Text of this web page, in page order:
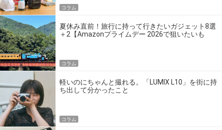
コラム
夏休み直前！旅行に持って行きたいガジェット8選
＋2【Amazonプライムデー 2026で狙いたいも
コラム
軽いのにちゃんと撮れる。「LUMIX L10」を街に持
ち出して分かったこと
コラム